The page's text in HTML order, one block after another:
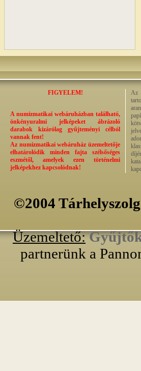
FIGYELEM!
A numizmatikai webáruházban található,
önkényuralmi jelképeket ábrázoló
darabok kizárólag gyűjteményi célból
vannak fent!
Az numizmatikai webáruház üzemeltetője
elhatárolódik minden fajta szélsőséges
eszmétől, amelyek ezen történelmi
jelképekhez kapcsolódnak!
Az
©2004
Üzemeltető:
partnerünk a